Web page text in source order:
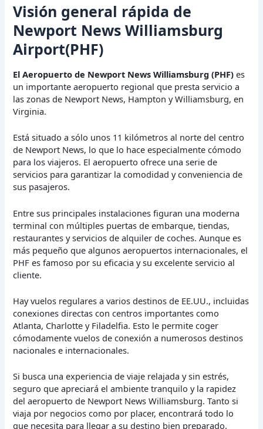
Visión general rápida de
Newport News Williamsburg
Airport(PHF)
El Aeropuerto de Newport News Williamsburg (PHF) es
un importante aeropuerto regional que presta servicio a
las zonas de Newport News, Hampton y Williamsburg, en
Virginia.
Está situado a sólo unos 11 kilómetros al norte del centro
de Newport News, lo que lo hace especialmente cómodo
para los viajeros. El aeropuerto ofrece una serie de
servicios para garantizar la comodidad y conveniencia de
sus pasajeros.
Entre sus principales instalaciones figuran una moderna
terminal con múltiples puertas de embarque, tiendas,
restaurantes y servicios de alquiler de coches. Aunque es
más pequeño que algunos aeropuertos internacionales, el
PHF es famoso por su eficacia y su excelente servicio al
cliente.
Hay vuelos regulares a varios destinos de EE.UU., incluidas
conexiones directas con centros importantes como
Atlanta, Charlotte y Filadelfia. Esto le permite coger
cómodamente vuelos de conexión a numerosos destinos
nacionales e internacionales.
Si busca una experiencia de viaje relajada y sin estrés,
seguro que apreciará el ambiente tranquilo y la rapidez
del aeropuerto de Newport News Williamsburg. Tanto si
viaja por negocios como por placer, encontrará todo lo
que necesita para llegar a su destino bien preparado.